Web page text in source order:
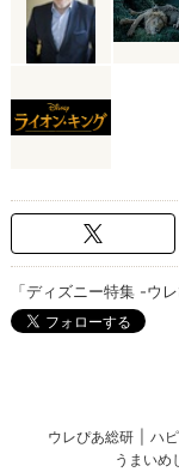
「ディズニー特集 -ウ
ウレぴあ総研 ハ
うまいめ